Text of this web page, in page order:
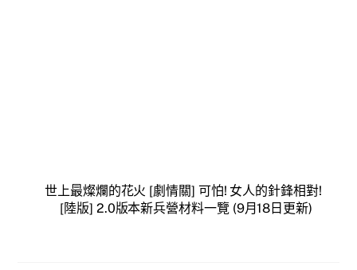
世上最燦爛的花火 [劇情關] 可怕! 女人的針鋒相對!
[陸版] 2.0版本新兵營材料一覽 (9月18日更新)